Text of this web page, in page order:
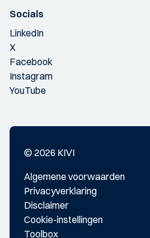
Socials
LinkedIn
X
Facebook
Instagram
YouTube
© 2026 KIVI
Algemene voorwaarden
Privacyverklaring
Disclaimer
Cookie-instellingen
Toolbox